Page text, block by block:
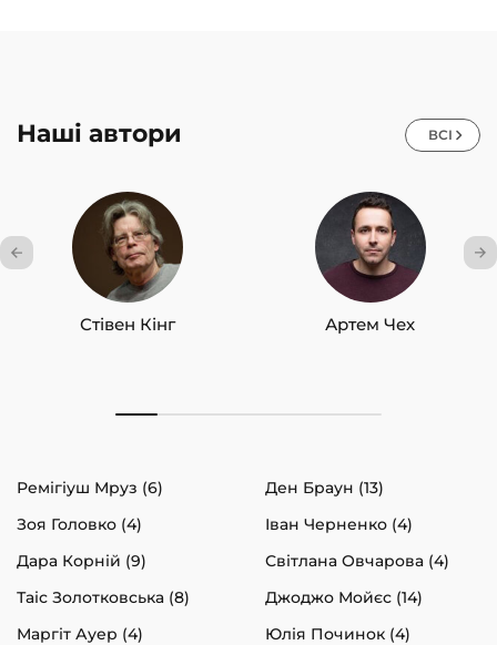
Наші автори ВСІ
Стівен Кінг Артем Чех
Ремігіуш Мруз (6)
Ден Браун (13)
Зоя Головко (4)
Іван Черненко (4)
Дара Корній (9)
Світлана Овчарова (4)
Таіс Золотковська (8)
Джоджо Мойєс (14)
Маргіт Ауер (4)
Юлія Починок (4)